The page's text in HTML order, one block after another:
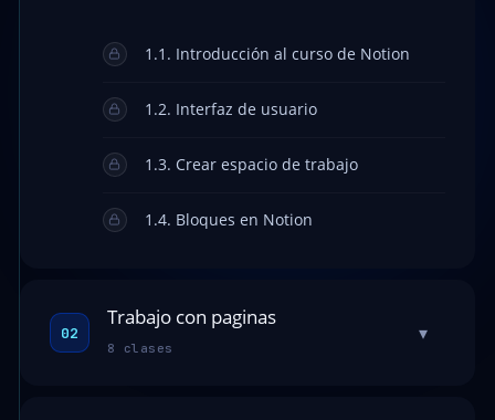
1.1. Introducción al curso de Notion
1.2. Interfaz de usuario
1.3. Crear espacio de trabajo
1.4. Bloques en Notion
02
Trabajo con paginas
8 clases
▾